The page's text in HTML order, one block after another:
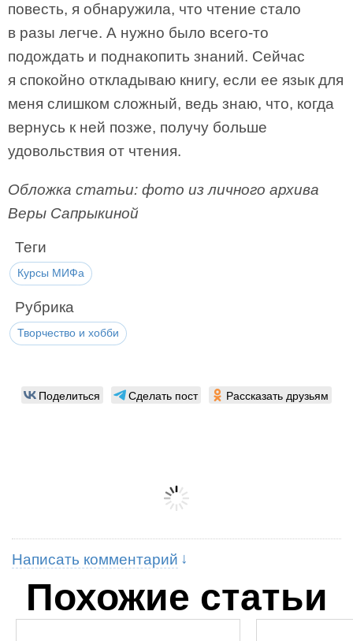
повесть, я обнаружила, что чтение стало
в разы легче. А нужно было всего-то
подождать и поднакопить знаний. Сейчас
я спокойно откладываю книгу, если ее язык для
меня слишком сложный, ведь знаю, что, когда
вернусь к ней позже, получу больше
удовольствия от чтения.
Обложка статьи: фото из личного архива
Веры Сапрыкиной
Теги
Курсы МИФа
Рубрика
Творчество и хобби
Поделиться Сделать пост Рассказать друзьям
Написать комментарий
Похожие статьи